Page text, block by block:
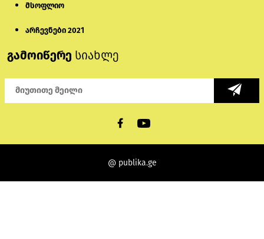
მსოფლიო
არჩევნები 2021
გამოიწერე სიახლე
@ publika.ge